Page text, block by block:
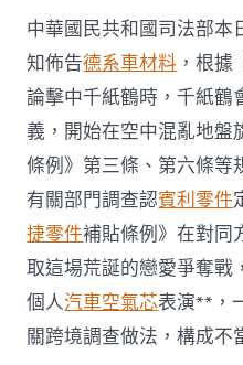
中華國民共和國司法部本
知佈告德系車材料 ，根
論擊中千紙鶴時，千紙鶴
義，開始在空中混亂地盤
條例》第三條、第六條等
有關部門調查認賓利零件
捷零件補貼條例》在對同
取這場荒誕的戀愛爭奪戰
個人汽車空氣芯表演**，
關跨境調查做法，構成不